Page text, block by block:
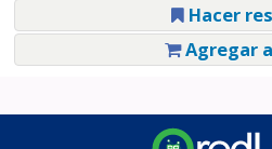
Hacer
Agregar